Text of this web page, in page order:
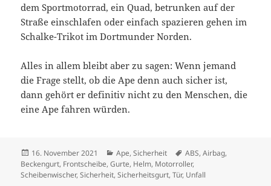
dem Sportmotorrad, ein Quad, betrunken auf der
Straße einschlafen oder einfach spazieren gehen im
Schalke-Trikot im Dortmunder Norden.
Alles in allem bleibt aber zu sagen: Wenn jemand
die Frage stellt, ob die Ape denn auch sicher ist,
dann gehört er definitiv nicht zu den Menschen, die
eine Ape fahren würden.
Veröffentlicht
am
16. November 2021 Kategorien
Ape,Sicherheit Schlagwörter
ABS,Airbag,
Beckengurt, Frontscheibe,Gurte, Helm, Motorroller,
Scheibenwischer,Sicherheit,Sicherheitsgurt,Tür, Unfall